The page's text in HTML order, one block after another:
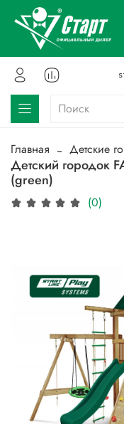
Главная Детские
Детский городок
(green)
(0)